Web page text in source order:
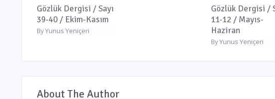
Gözlük Dergisi / Sayı
39-40 / Ekim-Kasım
ByYunus Yeniçeri
Gözlük Dergisi /
11-12 / Mayıs-
Haziran
ByYunus Yeniçeri
About The Author